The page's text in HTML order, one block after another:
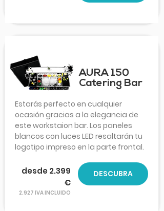
AURA 150
Catering Bar
Estarás perfecto en cualquier
ocasión gracias a la elegancia de
este workstaion bar. Los paneles
blancos con luces LED resaltarán tu
logotipo impreso en la parte frontal.
desde 2.399
€
2.927 IVA INCLUIDO
DESCUBRA